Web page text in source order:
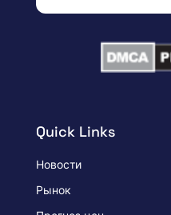
Quick Links
Новости
Рынок